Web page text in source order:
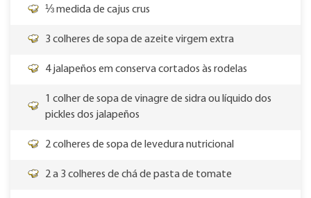
⅓ medida de cajus crus
3 colheres de sopa de azeite virgem extra
4 jalapeños em conserva cortados às rodelas
1 colher de sopa de vinagre de sidra ou líquido dos
pickles dos jalapeños
2 colheres de sopa de levedura nutricional
2 a 3 colheres de chá de pasta de tomate